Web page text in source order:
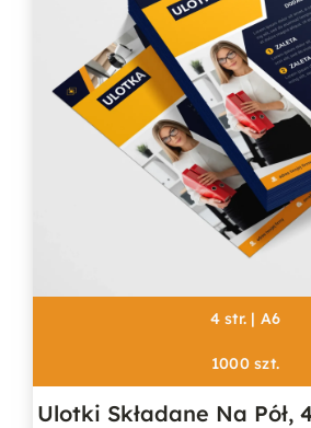
4 str. | A6
1000 szt.
Ulotki Składane Na Pół,